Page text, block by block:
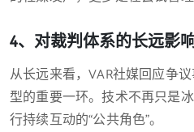
4、对裁判体系的长远影
从长远来看，VAR社媒回应争
型的重要一环。技术不再只是
行持续互动的“公共角色”。